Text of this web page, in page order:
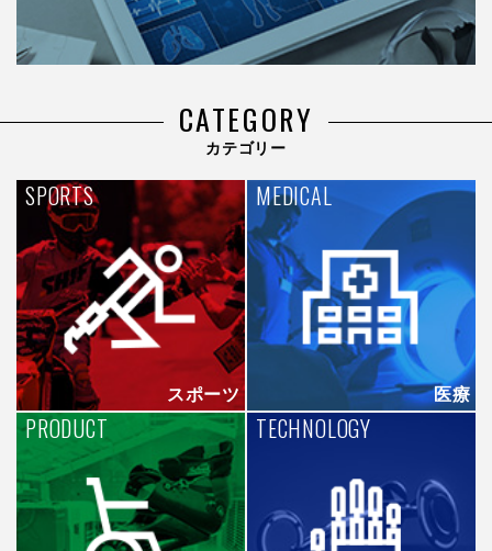
CATEGORY
カテゴリー
スポーツ
SPORTS
医療
MEDICAL
PRODUCT TECHNOLOGY